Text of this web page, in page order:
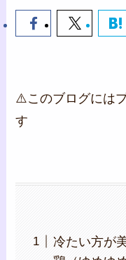
⚠️このブログには
す
冷たい方が